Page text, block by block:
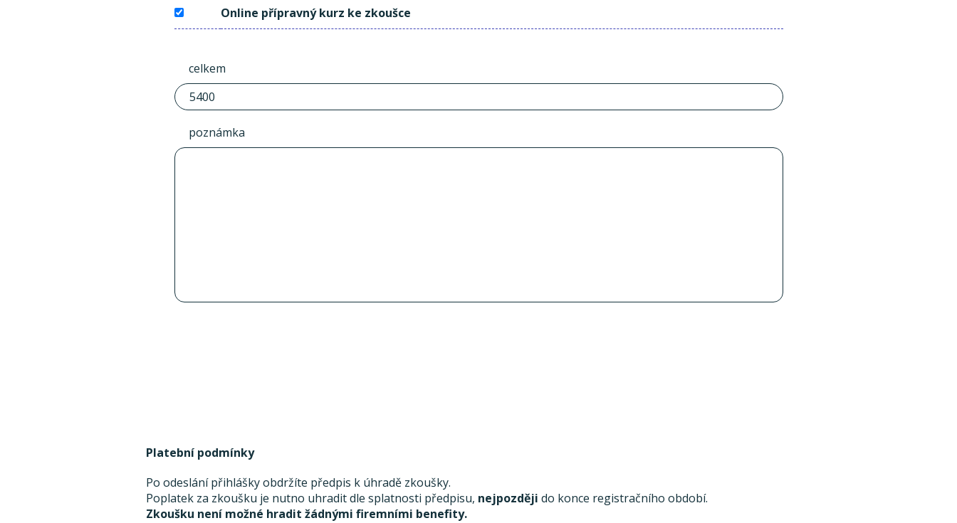
Online přípravný kurz ke zkoušce
celkem
poznámka
Platební podmínky
Po odeslání přihlášky obdržíte předpis k úhradě zkoušky.
Poplatek za zkoušku je nutno uhradit dle splatnosti předpisu, nejpozději do konce registračního období.
Zkoušku není možné hradit žádnými firemními benefity.